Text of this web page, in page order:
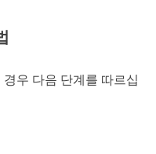
우 다음 단계를 따르십